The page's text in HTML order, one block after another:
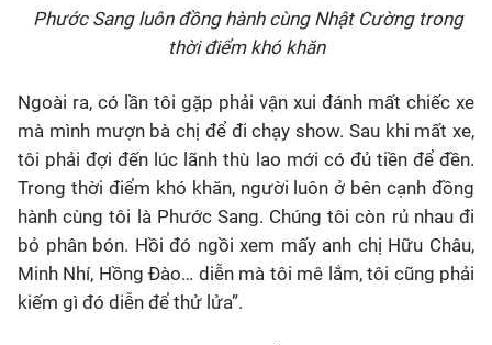
Phước Sang luôn đồng hành cùng Nhật Cường trong
thời điểm khó khăn
Ngoài ra, có lần tôi gặp phải vận xui đánh mất chiếc xe
mà mình mượn bà chị để đi chạy show. Sau khi mất xe,
tôi phải đợi đến lúc lãnh thù lao mới có đủ tiền để đền.
Trong thời điểm khó khăn, người luôn ở bên cạnh đồng
hành cùng tôi là Phước Sang. Chúng tôi còn rủ nhau đi
bỏ phân bón. Hồi đó ngồi xem mấy anh chị Hữu Châu,
Minh Nhí, Hồng Đào… diễn mà tôi mê lắm, tôi cũng phải
kiếm gì đó diễn để thử lửa”.